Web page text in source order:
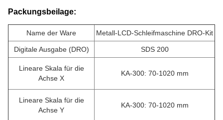
Packungsbeilage:
Name der Ware Metall-LCD-Schleifmaschine DRO-Kit
Digitale Ausgabe (DRO) SDS 200
Lineare Skala für die
Achse X
KA-300: 70-1020 mm
Lineare Skala für die
Achse Y
KA-300: 70-1020 mm